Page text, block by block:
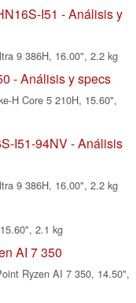
I51 - Análisis y
9 386H, 16.00", 2.2 kg
- Análisis y specs
H Core 5 210H, 15.60",
I51-94NV - Análisis
9 386H, 16.00", 2.2 kg
2.1 kg
AI 7 350
Ryzen AI 7 350, 14.50",